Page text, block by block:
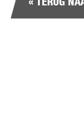
« TERUG